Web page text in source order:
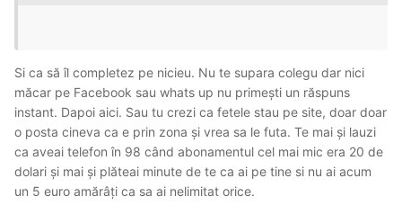
Si ca să îl completez pe nicieu. Nu te supara colegu dar nici
măcar pe Facebook sau whats up nu primești un răspuns
instant. Dapoi aici. Sau tu crezi ca fetele stau pe site, doar doar
o posta cineva ca e prin zona și vrea sa le futa. Te mai și lauzi
ca aveai telefon în 98 când abonamentul cel mai mic era 20 de
dolari și mai și plăteai minute de te ca ai pe tine si nu ai acum
un 5 euro amărâți ca sa ai nelimitat orice.